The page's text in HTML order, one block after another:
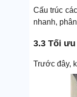
Cấu trúc
nhanh,
3.3 Tối
Trước đây,